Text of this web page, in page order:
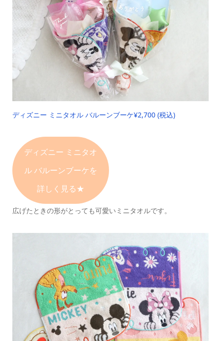
ディズニー ミニタオル バルーンブーケ¥2,700 (税込)
ディズニー ミニタオ
ルバルーンブーケを
詳しく見る★
広げたときの形がとっても可愛いミニタオルです。